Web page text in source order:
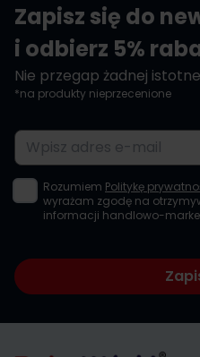
Zapisz się do
i odbierz 5%
Nie przegap żadnej
*na produkty nieprzecenione
Adres e-mail
Rozumiem Politykę
wyrażam zgodę na
informacji handlowo-